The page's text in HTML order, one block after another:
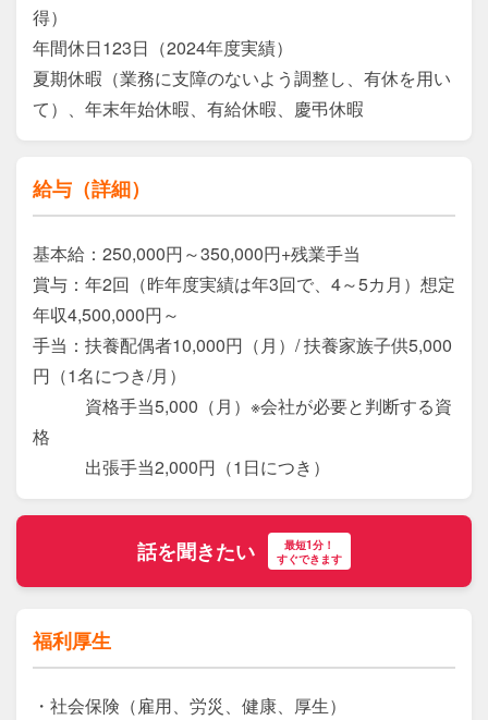
得）
年間休日123日（2024年度実績）
夏期休暇（業務に支障のないよう調整し、有休を用い
て）、年末年始休暇、有給休暇、慶弔休暇
給与（詳細）
基本給：250,000円～350,000円+残業手当
賞与：年2回（昨年度実績は年3回で、4～5カ月）想定
年収4,500,000円～
手当：扶養配偶者10,000円（月）/ 扶養家族子供5,000
円（1名につき/月）
資格手当5,000（月）※会社が必要と判断する資
格
出張手当2,000円（1日につき）
話を聞きたい
最短1分！
すぐできます
福利厚生
・社会保険（雇用、労災、健康、厚生）